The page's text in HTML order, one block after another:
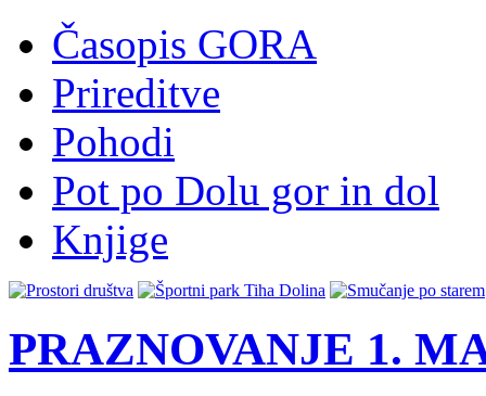
Časopis GORA
Prireditve
Pohodi
Pot po Dolu gor in dol
Knjige
PRAZNOVANJE 1.